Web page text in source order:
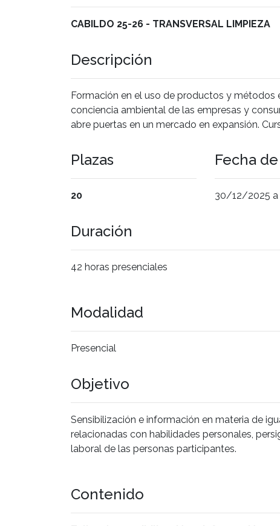
CABILDO 25-26 - TRANSVERSAL LIMPIEZA
Descripción
Formación en el uso de productos y
conciencia ambiental de las empresas y
abre puertas en un mercado en expansión.
Plazas
20
Fecha
30/12/2025 a
Duración
42 horas presenciales
Modalidad
Presencial
Objetivo
Sensibilización e información en materia de
relacionadas con habilidades personales,
laboral de las personas participantes.
Contenido